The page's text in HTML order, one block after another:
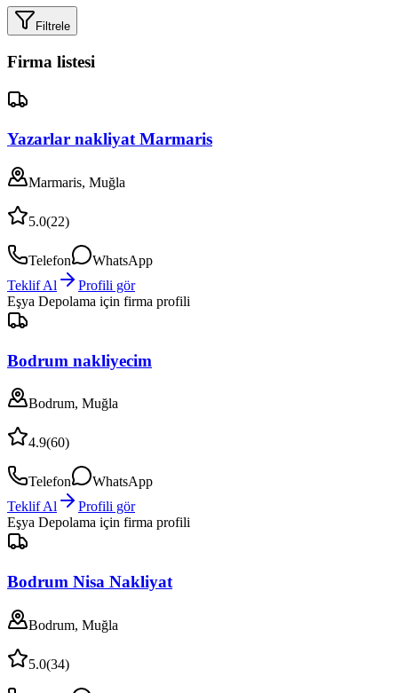
Filtrele
Firma listesi
Yazarlar nakliyat Marmaris
Marmaris, Muğla
5.0(22)
Telefon
WhatsApp
Teklif Al
Profili gör
Eşya Depolama için firma profili
Bodrum nakliyecim
Bodrum, Muğla
4.9(60)
Telefon
WhatsApp
Teklif Al
Profili gör
Eşya Depolama için firma profili
Bodrum Nisa Nakliyat
Bodrum, Muğla
5.0(34)